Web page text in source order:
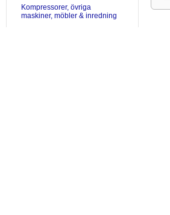
Kompressorer, övriga
maskiner, möbler & inredning